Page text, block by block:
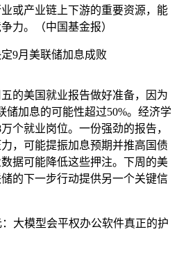
或产业链上下游的重要资源，能
力。（中国基金报）
9月美联储加息成败
的美国就业报告做好准备，因为
储加息的可能性超过50%。经济学
个就业岗位。一份强劲的报告，
，可能提振加息预期并推高国债
据可能降低这些押注。下周的美
的下一步行动提供另一个关键信
大模型会平权办公软件真正的护